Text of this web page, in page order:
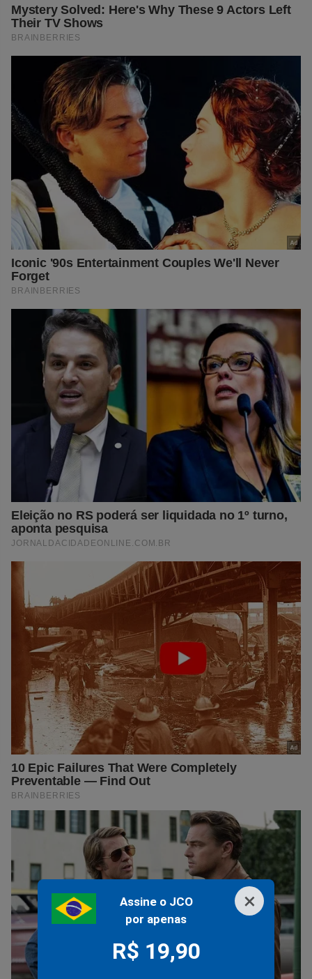
×
Assine o JCO
por apenas
R$ 19,90